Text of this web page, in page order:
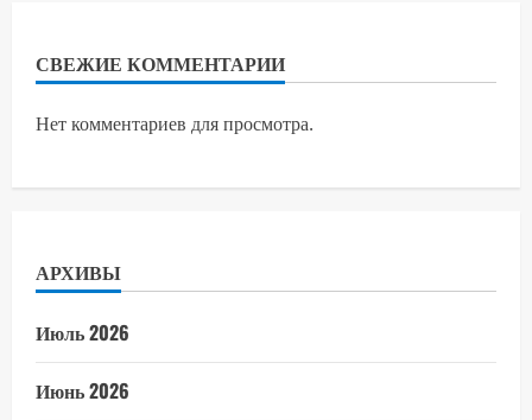
СВЕЖИЕ КОММЕНТАРИИ
Нет комментариев для просмотра.
АРХИВЫ
Июль 2026
Июнь 2026